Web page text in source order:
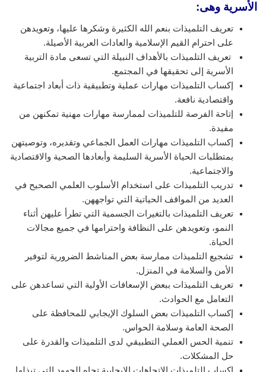
الأسرية وهى:
تعريف التلميذات بنعم الله الكثيرة وشكرها عليها، وتعويدهن
على احترام القيم الإسلامية والعادات العربية الأصيلة.
تعريف التلميذات بالأهداف النبيلة التي تسعى مادة التربية
الأسرية إلى تحقيقها في المجتمع.
إكساب التلميذات مهارات عملية وتطبيقية ذات أبعاد اجتماعية
واقتصادية نافعة.
إتاحة الفرصة للتلميذات لممارسة مهارات مهنية تمكنهن من
مفيدة.
إكساب التلميذات مهارات العمل الجماعي وتقديره، وتوصيتهن
بمتطلبات الحياة الأسرية السليمة وأبعادها الصحية والاقتصادية
والاجتماعية.
تدريب التلميذات على استخدام الأسلوب العلمي الصحيح في
العديد من المواقف الحياتية التي تواجههن.
تعريف التلميذات بالتغيرات الجسمية التي تطرأ عليهن أثناء
النمو، وتعويدهن على النظافة واحترامها في جميع مجالات
الحياة.
تشجيع التلميذات ممارسة بعض المناشط الضرورية لتوفير
الأمن والسلامة في المنزل.
تعريف التلميذات ببعض الإسعافات الأولية التي تساعدهن على
التعامل مع الحوادث.
إكساب التلميذات بعض السلوك الإيجابي للمحافظة على
الصحة العامة وسلامة الحواس.
تنمية الحس العملي التطبيقي لدى التلميذات والقدرة على
حل المشكلات.